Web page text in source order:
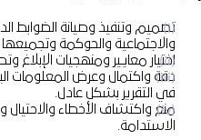
تصميم وتنفيذ وصيانة الضوابط
والاجتماعية والحوكمة وتجميعها
اختيار معايير ومنهجيات الإبلاغ
دقة واكتمال وعرض المعلومات
في التقرير بشكل عادل.
منع واكتشاف الأخطاء والاحتيال
الاستدامة.